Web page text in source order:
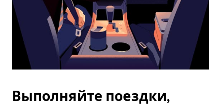
Выполняйте поездки,